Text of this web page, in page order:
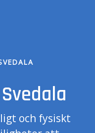
och fysiskt